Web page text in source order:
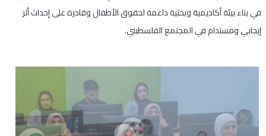
في بناء بيئة أكاديمية وبحثية داعمة لحقوق الأطفال وقادرة على إحداث أثر
إيجابي ومستدام في المجتمع الفلسطيني.